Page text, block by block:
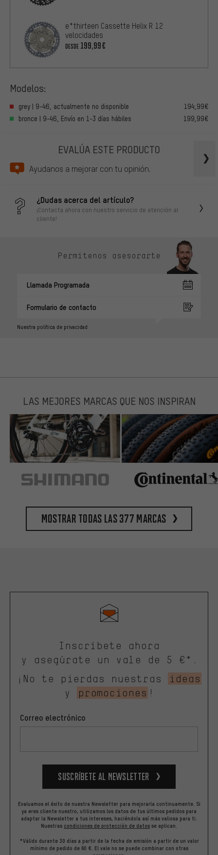
e*thirteen Cassette Helix R 12
velocidades
DESDE 199,99€
Modelos:
grey | 9-46, actualmente no disponible
194,99€
bronce | 9-46, Envío en 1-3 días hábiles
199,99€
EVALÚA ESTE PRODUCTO
Ayudanos a mejorar con tu opinión.
¿Dudas acerca del artículo?
¡Contacta ahora con nuestro servicio de atención al
cliente!
Permítenos asesorarte
Llamada Programada
Formulario de contacto
Nuestra política de privacidad
LAS MEJORES MARCAS QUE NOS INSPIRAN
Mostrar todas las 377 marcas
Inscríbete ahora
y asegúrate un vale de 5 €*.
¡No te pierdas nuestras
ideas
y
promociones !
Correo electrónico
Suscríbete al newsletter
Evaluamos el éxito de nuestra Newsletter para mejorarla continuamente. Si
ya eres cliente nuestro, utilizamos los datos de tus últimos pedidos para
adaptar la Newsletter a tus intereses, haciéndola así más valiosa para ti.
Nuestras condiciones de protección de datos se aplican.
*Válido durante 30 días a partir de la fecha de emisión a partir de un valor
mínimo de pedido de 60 €. El vale no se puede combinar con otras